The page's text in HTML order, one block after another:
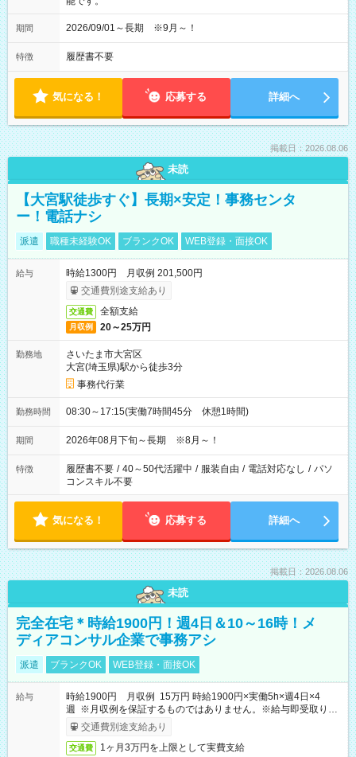
期間 2026/09/01～長期 ※9月～！
特徴 履歴書不要
気になる！ 応募する 詳細へ
掲載日：2026.08.06
未読
【大宮駅徒歩すぐ】長期×安定！事務センタ
ー！電話ナシ
派遣 職種未経験OK ブランクOK WEB登録・面接OK
給与
時給1300円 月収例 201,500円
交通費別途支給あり
交通費 全額支給
月収例 20～25万円
勤務地
さいたま市大宮区
大宮(埼玉県)駅から徒歩3分
事務代行業
勤務時間 08:30～17:15(実働7時間45分 休憩1時間)
期間 2026年08月下旬～長期 ※8月～！
特徴 履歴書不要 / 40～50代活躍中 / 服装自由 / 電話対応なし / パソ
コンスキル不要
気になる！ 応募する 詳細へ
掲載日：2026.08.06
未読
完全在宅＊時給1900円！週4日＆10～16時！メ
ディアコンサル企業で事務アシ
派遣 ブランクOK WEB登録・面接OK
給与
時給1900円 月収例 15万円 時給1900円×実働5h×週4日×4
週 ※月収例を保証するものではありません。※給与即受取りサ
ービス利用可（利用条件有）
交通費別途支給あり
交通費 1ヶ月3万円を上限として実費支給